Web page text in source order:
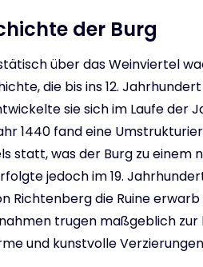
der Burg
über das Weinviertel
die bis ins 12.
sie sich im Laufe der
1440 fand eine
statt, was der Burg zu einem
jedoch im 19.
Richtenberg die Ruine
trugen maßgeblich zur
und kunstvolle